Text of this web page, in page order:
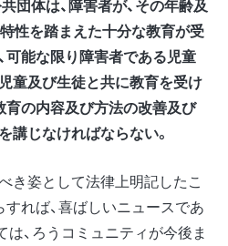
体は、障害者が、その年齢及
性を踏まえた十分な教育が受
可能な限り障害者である児童
童及び生徒と共に教育を受け
育の内容及び方法の改善及び
講じなければならない。
き姿として法律上明記したこ
れば、喜ばしいニュースであ
、ろうコミュニティが今後ま